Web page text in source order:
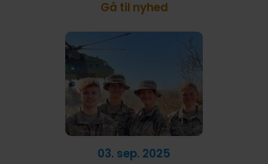
Gå til nyhed
03. sep. 2025